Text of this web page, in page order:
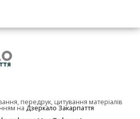
передрук, цитування матеріалів
на Дзеркало Закарпаття